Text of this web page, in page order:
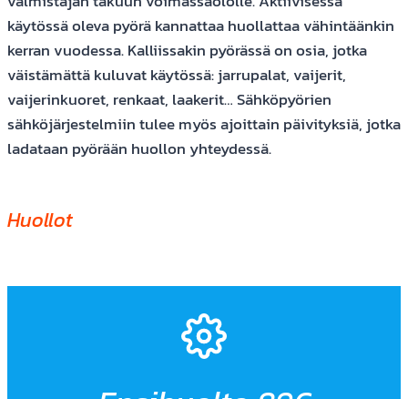
käytössä oleva pyörä kannattaa huollattaa vähintäänkin
kerran vuodessa. Kalliissakin pyörässä on osia, jotka
väistämättä kuluvat käytössä: jarrupalat, vaijerit,
vaijerinkuoret, renkaat, laakerit… Sähköpyörien
sähköjärjestelmiin tulee myös ajoittain päivityksiä, jotka
ladataan pyörään huollon yhteydessä.
Huollot